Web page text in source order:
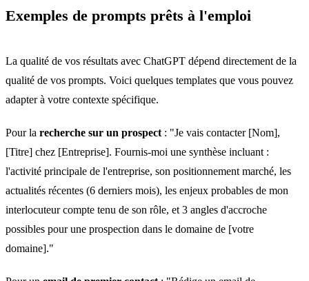
Exemples de prompts prêts à l'emploi
La qualité de vos résultats avec ChatGPT dépend directement de la
qualité de vos prompts. Voici quelques templates que vous pouvez
adapter à votre contexte spécifique.
Pour la recherche sur un prospect : "Je vais contacter [Nom],
[Titre] chez [Entreprise]. Fournis-moi une synthèse incluant :
l'activité principale de l'entreprise, son positionnement marché, les
actualités récentes (6 derniers mois), les enjeux probables de mon
interlocuteur compte tenu de son rôle, et 3 angles d'accroche
possibles pour une prospection dans le domaine de [votre
domaine]."